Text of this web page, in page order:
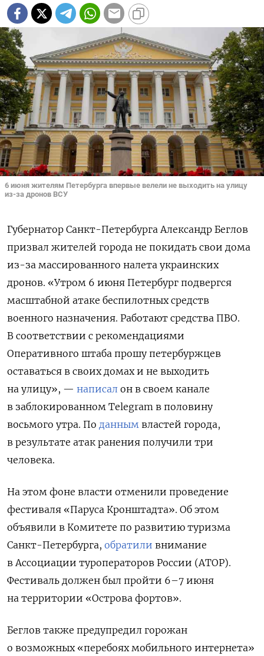
6 июня жителям Петербурга впервые велели не выходить на улицу
из-за дронов ВСУ
Губернатор Санкт-Петербурга Александр Беглов
призвал жителей города не покидать свои дома
из-за массированного налета украинских
дронов. «Утром 6 июня Петербург подвергся
масштабной атаке беспилотных средств
военного назначения. Работают средства ПВО.
В соответствии с рекомендациями
Оперативного штаба прошу петербуржцев
оставаться в своих домах и не выходить
на улицу», — написал он в своем канале
в заблокированном Telegram в половину
восьмого утра. По данным властей города,
в результате атак ранения получили три
человека.
На этом фоне власти отменили проведение
фестиваля «Паруса Кронштадта». Об этом
объявили в Комитете по развитию туризма
Санкт-Петербурга, обратили внимание
в Ассоциации туроператоров России (АТОР).
Фестиваль должен был пройти 6–7 июня
на территории «Острова фортов».
Беглов также предупредил горожан
о возможных «перебоях мобильного интернета»